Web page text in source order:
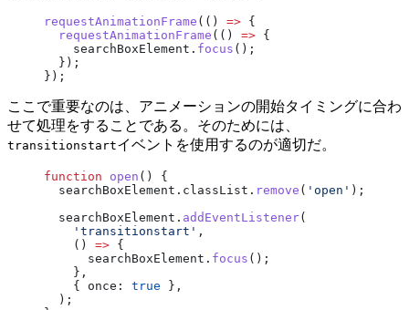
requestAnimationFrame (() => {
  requestAnimationFrame
(() => {
    searchBoxElement.
focus ();
  });
});
ここで重要なのは、アニメーションの開始タイミングに合わ
せて処理をすることである。そのためには、
transitionstartイベントを使用するのが適切だ。
function open () {
  searchBoxElement.classList.
remove ( 'open' );
  searchBoxElement.
addEventListener(
    'transitionstart'
,
    ()
=> {
      searchBoxElement.
focus ();
    },
    { once:
true },
  );